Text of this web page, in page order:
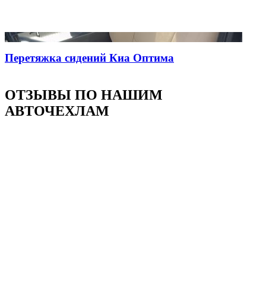
Перетяжка сидений Киа Оптима
ОТЗЫВЫ ПО НАШИМ
АВТОЧЕХЛАМ